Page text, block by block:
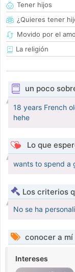
Tener hijos
¿Quieres tener
Movido por el
La religión
un poco
18 years French
hehe
Lo que
wants to spend a
Los criterios
No se ha
conocer a mí
Intereses